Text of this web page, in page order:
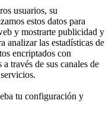
usuarios, su
estos datos para
y mostrarte publicidad y
analizar las estadísticas de
encriptados con
través de sus canales de
tu configuración y